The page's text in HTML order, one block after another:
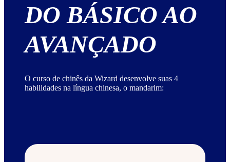
DO BÁSICO AO
AVANÇADO
O curso de chinês da Wizard desenvolve suas 4
habilidades na língua chinesa, o mandarim: